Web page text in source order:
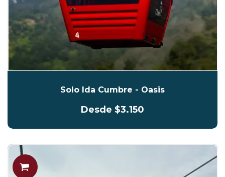
Solo Ida Cumbre - Oasis
Desde $3.150